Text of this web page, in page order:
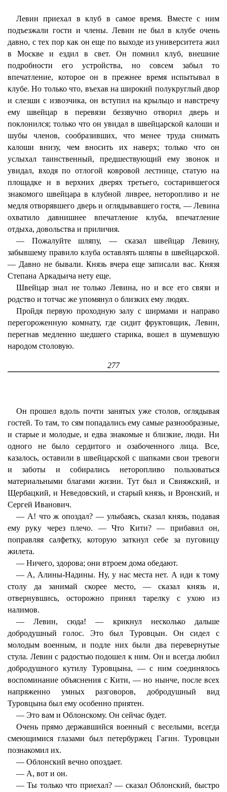
Левин приехал в клуб в самое время. Вместе с ним
подъезжали гости и члены. Левин не был в клубе очень
давно, с тех пор как он еще по выходе из университета жил
в Москве и ездил в свет. Он помнил клуб, внешние
подробности его устройства, но совсем забыл то
впечатление, которое он в прежнее время испытывал в
клубе. Но только что, въехав на широкий полукруглый двор
и слезши с извозчика, он вступил на крыльцо и навстречу
ему швейцар в перевязи беззвучно отворил дверь и
поклонился; только что он увидал в швейцарской калоши и
шубы членов, сообразивших, что менее труда снимать
калоши внизу, чем вносить их наверх; только что он
услыхал таинственный, предшествующий ему звонок и
увидал, входя по отлогой ковровой лестнице, статую на
площадке и в верхних дверях третьего, состарившегося
знакомого швейцара в клубной ливрее, неторопливо и не
медля отворявшего дверь и оглядывавшего гостя, — Левина
охватило давнишнее впечатление клуба, впечатление
отдыха, довольства и приличия.
— Пожалуйте шляпу, — сказал швейцар Левину,
забывшему правило клуба оставлять шляпы в швейцарской.
— Давно не бывали. Князь вчера еще записали вас. Князя
Степана Аркадьича нету еще.
Швейцар знал не только Левина, но и все его связи и
родство и тотчас же упомянул о близких ему людях.
Пройдя первую проходную залу с ширмами и направо
перегороженную комнату, где сидит фруктовщик, Левин,
перегнав медленно шедшего старика, вошел в шумевшую
народом столовую.
277
Он прошел вдоль почти занятых уже столов, оглядывая
гостей. То там, то сям попадались ему самые разнообразные,
и старые и молодые, и едва знакомые и близкие, люди. Ни
одного не было сердитого и озабоченного лица. Все,
казалось, оставили в швейцарской с шапками свои тревоги
и заботы и собирались неторопливо пользоваться
материальными благами жизни. Тут был и Свияжский, и
Щербацкий, и Неведовский, и старый князь, и Вронский, и
Сергей Иванович.
— А! что ж опоздал? — улыбаясь, сказал князь, подавая
ему руку через плечо. — Что Кити? — прибавил он,
поправляя салфетку, которую заткнул себе за пуговицу
жилета.
— Ничего, здорова; они втроем дома обедают.
— А, Алины-Надины. Ну, у нас места нет. А иди к тому
столу да занимай скорее место, — сказал князь и,
отвернувшись, осторожно принял тарелку с ухою из
налимов.
— Левин, сюда! — крикнул несколько дальше
добродушный голос. Это был Туровцын. Он сидел с
молодым военным, и подле них были два перевернутые
стула. Левин с радостью подошел к ним. Он и всегда любил
добродушного кутилу Туровцына, — с ним соединялось
воспоминание объяснения с Кити, — но нынче, после всех
напряженно умных разговоров, добродушный вид
Туровцына был ему особенно приятен.
— Это вам и Облонскому. Он сейчас будет.
Очень прямо державшийся военный с веселыми, всегда
смеющимися глазами был петербуржец Гагин. Туровцын
познакомил их.
— Облонский вечно опоздает.
— А, вот и он.
— Ты только что приехал? — сказал Облонский, быстро